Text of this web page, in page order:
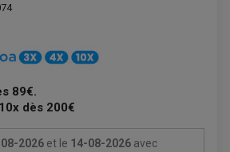
89€.
dès 200€
2026 et le 14-08-2026 avec